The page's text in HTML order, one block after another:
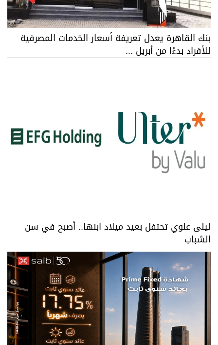
بنك القاهرة يعدل تعريفة أسعار الخدمات المصرفية
للأفراد بدءًا من أبريل ...
ليلى علوي تحتفل بعيد ميلاد ابنها.. أصبح في سن
الشباب